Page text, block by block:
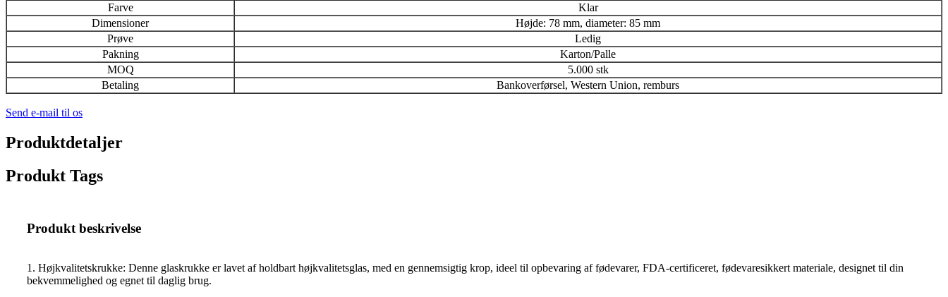
Farve
Klar
Dimensioner
Højde: 78 mm, diameter: 85 mm
Prøve
Ledig
Pakning
Karton/Palle
MOQ
5.000 stk
Betaling
Bankoverførsel, Western Union, remburs
Send e-mail til os
Produktdetaljer
Produkt Tags
Produkt beskrivelse
1. Højkvalitetskrukke: Denne glaskrukke er lavet af holdbart højkvalitetsglas, med en gennemsigtig krop, ideel til opbevaring af fødevarer, FDA-certificeret, fødevaresikkert materiale, designet til din
bekvemmelighed og egnet til daglig brug.